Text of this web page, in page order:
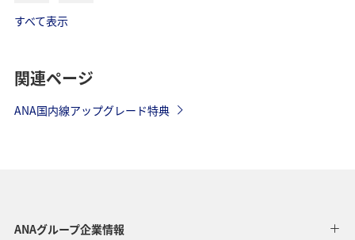
すべて表示
関連ページ
ANA国内線アップグレード特典
ANAグループ企業情報